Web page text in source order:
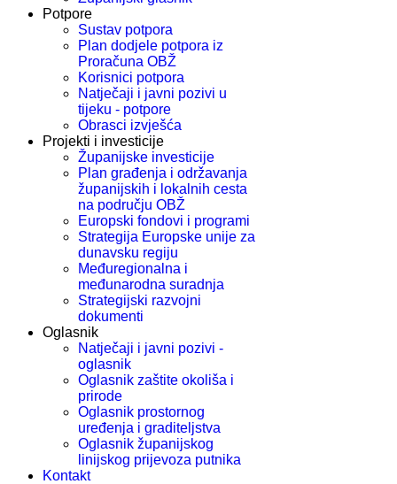
Potpore
Sustav potpora
Plan dodjele potpora iz
Proračuna OBŽ
Korisnici potpora
Natječaji i javni pozivi u
tijeku - potpore
Obrasci izvješća
Projekti i investicije
Županijske investicije
Plan građenja i održavanja
županijskih i lokalnih cesta
na području OBŽ
Europski fondovi i programi
Strategija Europske unije za
dunavsku regiju
Međuregionalna i
međunarodna suradnja
Strategijski razvojni
dokumenti
Oglasnik
Natječaji i javni pozivi -
oglasnik
Oglasnik zaštite okoliša i
prirode
Oglasnik prostornog
uređenja i graditeljstva
Oglasnik županijskog
linijskog prijevoza putnika
Kontakt